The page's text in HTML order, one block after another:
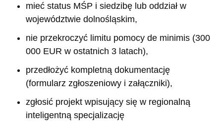
mieć status MŚP i siedzibę lub oddział w
województwie dolnośląskim,
nie przekroczyć limitu pomocy de minimis (300
000 EUR w ostatnich 3 latach),
przedłożyć kompletną dokumentację
(formularz zgłoszeniowy i załączniki),
zgłosić projekt wpisujący się w regionalną
inteligentną specjalizację